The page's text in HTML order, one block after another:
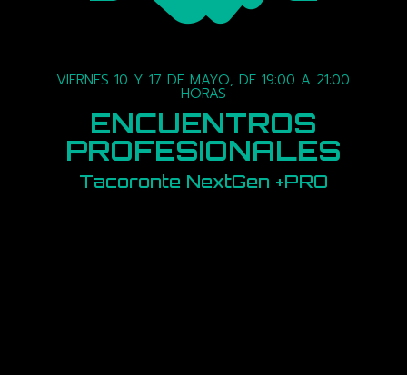
VIERNES 10 Y 17 DE MAYO, DE 19:00 A 21:00
HORAS
ENCUENTROS
PROFESIONALES
Tacoronte NextGen +PRO